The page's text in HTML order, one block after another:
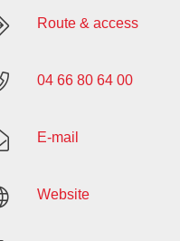
Route & access
04 66 80 64 00
E-mail
Website